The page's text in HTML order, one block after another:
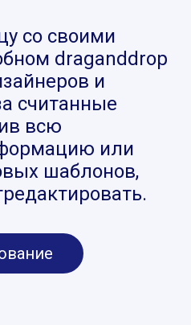
со своими
draganddrop
и
считанные
всю
или
шаблонов,